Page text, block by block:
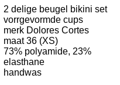
2 delige beugel bikini set
vorrgevormde cups
merk Dolores Cortes
maat 36 (XS)
73% polyamide, 23%
elasthane
handwas